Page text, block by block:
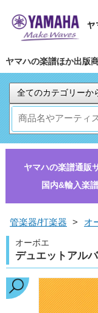
ヤマハの楽譜ほか出版
ヤマハの楽譜通販
国内&輸入楽
管楽器/打楽器 > オ
オーボエ
デュエットアル